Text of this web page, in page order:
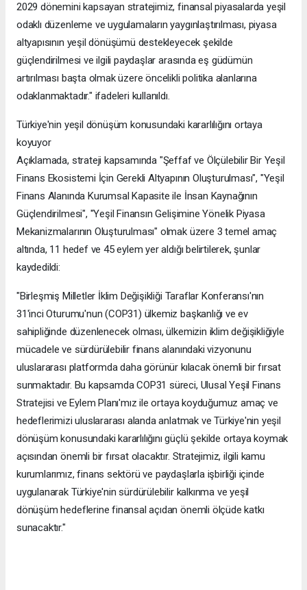
2029 dönemini kapsayan stratejimiz, finansal piyasalarda yeşil
odaklı düzenleme ve uygulamaların yaygınlaştırılması, piyasa
altyapısının yeşil dönüşümü destekleyecek şekilde
güçlendirilmesi ve ilgili paydaşlar arasında eş güdümün
artırılması başta olmak üzere öncelikli politika alanlarına
odaklanmaktadır." ifadeleri kullanıldı.
Türkiye'nin yeşil dönüşüm konusundaki kararlılığını ortaya
koyuyor
Açıklamada, strateji kapsamında "Şeffaf ve Ölçülebilir Bir Yeşil
Finans Ekosistemi İçin Gerekli Altyapının Oluşturulması", "Yeşil
Finans Alanında Kurumsal Kapasite ile İnsan Kaynağının
Güçlendirilmesi", "Yeşil Finansın Gelişimine Yönelik Piyasa
Mekanizmalarının Oluşturulması" olmak üzere 3 temel amaç
altında, 11 hedef ve 45 eylem yer aldığı belirtilerek, şunlar
kaydedildi:
"Birleşmiş Milletler İklim Değişikliği Taraflar Konferansı'nın
31'inci Oturumu'nun (COP31) ülkemiz başkanlığı ve ev
sahipliğinde düzenlenecek olması, ülkemizin iklim değişikliğiyle
mücadele ve sürdürülebilir finans alanındaki vizyonunu
uluslararası platformda daha görünür kılacak önemli bir fırsat
sunmaktadır. Bu kapsamda COP31 süreci, Ulusal Yeşil Finans
Stratejisi ve Eylem Planı'mız ile ortaya koyduğumuz amaç ve
hedeflerimizi uluslararası alanda anlatmak ve Türkiye'nin yeşil
dönüşüm konusundaki kararlılığını güçlü şekilde ortaya koymak
açısından önemli bir fırsat olacaktır. Stratejimiz, ilgili kamu
kurumlarımız, finans sektörü ve paydaşlarla işbirliği içinde
uygulanarak Türkiye'nin sürdürülebilir kalkınma ve yeşil
dönüşüm hedeflerine finansal açıdan önemli ölçüde katkı
sunacaktır."